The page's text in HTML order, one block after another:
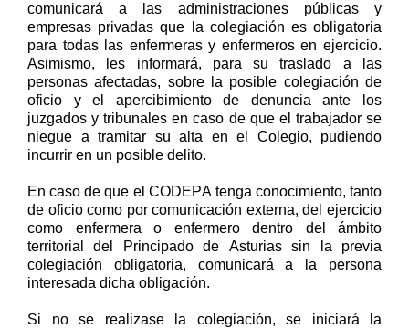
comunicará a las administraciones públicasy
empresas privadasque
la colegiación es obligatoria
para todas las enfermeras y enfermerosen ejercicio.
Asimismo, les informará, para su traslado a las
personasafectadas, sobre la posible colegiación de
oficio y el apercibimiento de denuncia ante los
juzgados y tribunales en caso de que el trabajador se
niegue a tramitar su alta en el Colegio, pudiendo
incurrir en un posible delito.
En caso de que el CODEPA tenga conocimiento, tanto
de oficio como por comunicación externa, del ejercicio
como enfermera o enfermero dentro del ámbito
territorial del
Principado de Asturias sin la previa
colegiación obligatoria, comunicará a la persona
interesada dicha obligación.
Si no se realizase la colegiación, se iniciará la